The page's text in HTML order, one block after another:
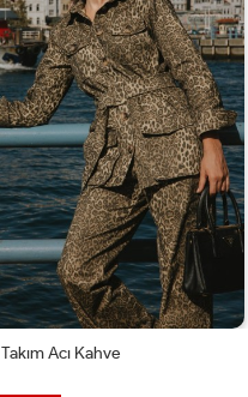
Acı Kahve